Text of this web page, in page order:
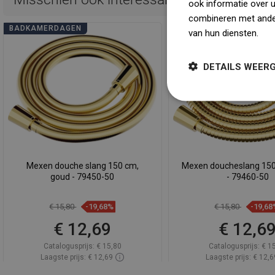
BADKAMERDAGEN
Mexen douche slang 150 cm,
goud - 79450-50
€ 15,80 -19,68%
€ 12,69
Catalogusprijs: € 15,80
Laagste prijs: € 12,69
BADKAMERDAGEN
Mexen doucheslang
- 79460-50
€ 15,80 -
€
Catalogusprijs: €
Laagste prijs: €
ook informatie over
combineren met
van hun diensten.
DETAILS